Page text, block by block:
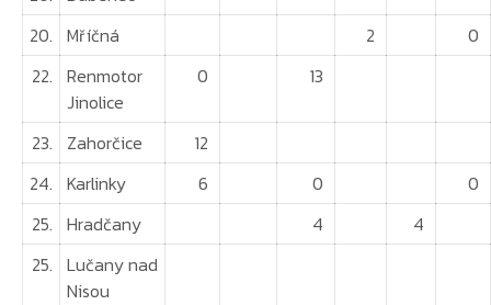
20. Mříčná 2
0
22. Renmotor
Jinolice
0 13
23. Zahorčice
12
24. Karlinky 6 0
0
25. Hradčany 4
4
25. Lučany nad
Nisou